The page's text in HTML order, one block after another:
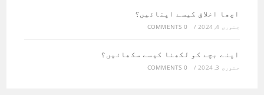
اچھا اخلاق کیسے اپنائیں؟
جنوری 4, 2024 /
0 COMMENTS
اپنے بچے کو لکھنا کیسے سکھائیں؟
جنوری 3, 2024 /
0 COMMENTS